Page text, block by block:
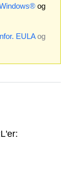
og
EULAog